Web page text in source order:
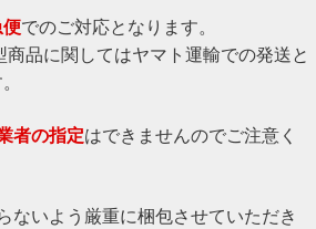
でのご対応となります。
品に関してはヤマト運輸での発送と
者の指定はできませんのでご注意く
ないよう厳重に梱包させていただき